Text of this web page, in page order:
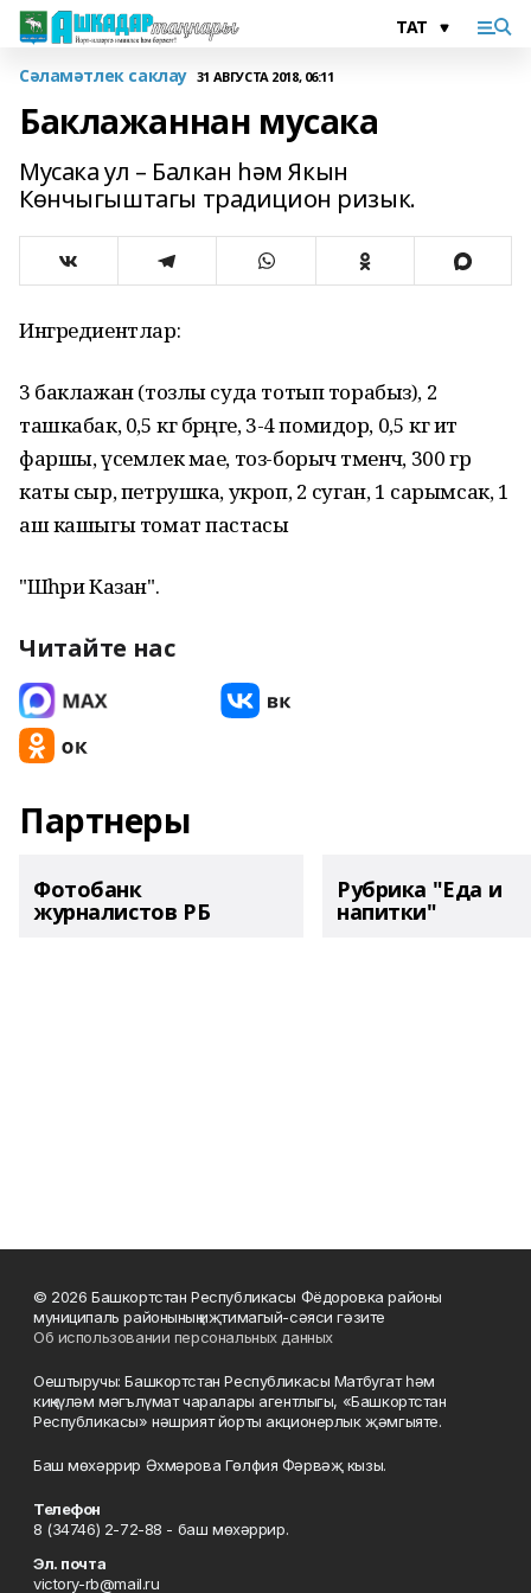
Сәламәтлек саклау 31 АВГУСТА 2018, 06:11
Баклажаннан мусака
Мусака ул – Балкан һәм Якын
Көнчыгыштагы традицион ризык.
Ингредиентлар:
3 баклажан (тозлы суда тотып торабыз), 2
ташкабак, 0,5 кг бәрәңге, 3-4 помидор, 0,5 кг ит
фаршы, үсемлек мае, тоз-борыч тәменчә, 300 гр
каты сыр, петрушка, укроп, 2 суган, 1 сарымсак, 1
аш кашыгы томат пастасы
"Шәһри Казан".
Читайте нас
Партнеры
Фотобанк
журналистов РБ
Рубрика "Еда и
напитки"
© 2026 Башкортстан Республикасы Фёдоровка районы
муниципаль районының иҗтимагый-сәяси гәзите
Об использовании персональных данных
Оештыручы: Башкортстан Республикасы Матбугат һәм
киңкүләм мәгълүмат чаралары агентлыгы, «Башкортстан
Республикасы» нәшрият йорты акционерлык җәмгыяте.
Баш мөхәррир Әхмәрова Гөлфия Фәрвәҗ кызы.
Телефон
8 (34746) 2-72-88 - баш мөхәррир.
Эл. почта
victory-rb@mail.ru